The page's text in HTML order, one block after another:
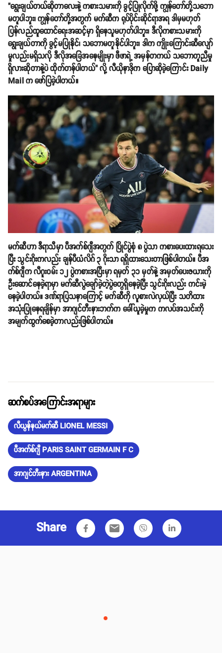
"ရွေးချယ်တယ်ဆိုတာလေးနဲ့ ကစားသမားကို ခွင့်ပြုလိုက်ဖို့ ကျွန်တော်တို့သဘော
မတူပါဘူး၊ ကျွန်တော်တို့အတွက် မက်ဆီက ရုပ်ပိုင်းဆိုင်ရာအရ ဒါမှမဟုတ်
ပြန်လည်ထူထောင်ရေးအဆင့်မှာ ရှိနေသူမဟုတ်ပါဘူး၊ ဒီလိုကစားသမားကို
ရွေးချယ်တာကို ခွင့်မပြုနိုင်၊ သဘောမတူနိုင်ပါဘူး၊ ဒါက ကျိုးကြောင်းဆီလျော်
မှုလည်းမရှိသလို ဒီလိုအခြေအနေမျိုးမှာ ဖီဖာရဲ့ အမှန်တကယ် သဘောတူညီမှု
ရှိလားဆိုတာနဲ့ပဲ ထိုက်တန်ပါတယ်" လို့ လီယိုနာဒိုက ပြောဆိုခဲ့ကြောင်း Daily
Mail က ဖော်ပြခဲ့ပါတယ်။
မက်ဆီဟာ ဒီရာသီမှာ ပီအက်စ်ဂျီအတွက် ပြိုင်ပွဲစုံ ၈ ပွဲသာ ကစားပေးထားရသေး
ပြီး သွင်းဂိုးကလည်း ချန်ပီယံလိဂ် ၃ ဂိုးသာ ရရှိထားသေးတာဖြစ်ပါတယ်။ ပီအ
က်စ်ဂျီက လီဂူးဝမ်း ၁၂ ပွဲကစားအပြီးမှာ ရမှတ် ၃၁ မှတ်နဲ့ အမှတ်ပေးဇယားကို
ဦးဆောင်နေခဲ့ရာမှာ မက်ဆီလွဲချော်ခဲ့တဲ့ပွဲတွေရှိနေခဲ့ပြီး သွင်းဂိုးလည်း ကင်းမဲ့
နေခဲ့ပါတယ်။ ဒဏ်ရာပြသနာကြောင့် မက်ဆီကို လူစားလဲလှယ်ပြီး သတိထား
အသုံးပြုနေရချိန်မှာ အာဂျင်တီးနားဘက်က ခေါ်ယူခဲ့မှုက ကလပ်အသင်းကို
အမျက်ထွက်စေခဲ့တာလည်းဖြစ်ပါတယ်။
ဆက်စပ်အကြောင်းအရာများ
လီယွန်နယ်မက်ဆီ LIONEL MESSI
ပီအက်စ်ဂျီ PARIS SAINT GERMAIN F C
အာဂျင်တီးနား ARGENTINA
Share email